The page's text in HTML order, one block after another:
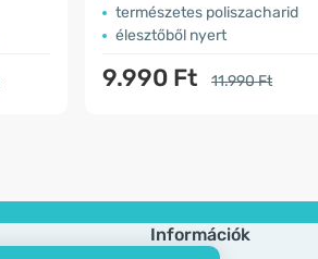
természetes poliszacharid
élesztőből nyert
9.990 Ft 11.990 Ft
Információk